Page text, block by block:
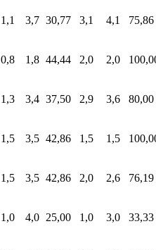
1,1 3,7 30,77 3,1 4,1 75,86
0,8 1,8 44,44 2,0 2,0
1,3 3,4 37,50 2,9 3,6 80,00
1,5 3,5 42,86 1,5 1,5
1,5 3,5 42,86 2,0 2,6 76,19
1,0 4,0 25,00 1,0 3,0 33,33